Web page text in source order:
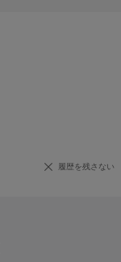
履歴を残さない